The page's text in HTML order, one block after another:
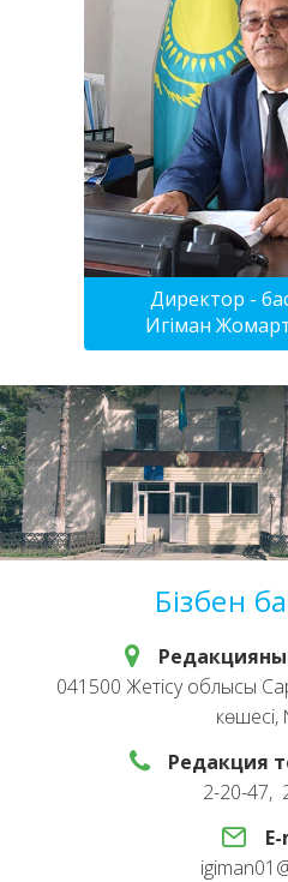
Директор -
Игіман
Бізбен
041500 Жетісу облысы
Редакция
2-20-47,